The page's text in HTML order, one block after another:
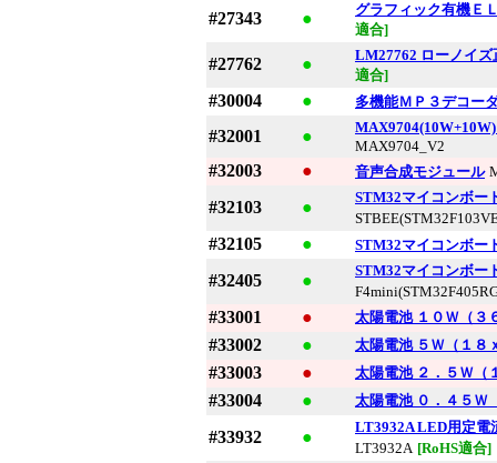
#27343 ●
グラフィック有機Ｅ
適合]
#27762 ●
LM27762 ローノイズ
適合]
#30004 ● 多機能ＭＰ３デコー
#32001 ●
MAX9704_V2
#32003 ● 音声合成モジュール
#32103 ●
STM32マイコンボー
#32105 ● STM32マイコンボー
#32405 ●
STM32マイコンボー
#33001 ● 太陽電池 １０Ｗ（３
#33002 ● 太陽電池 ５Ｗ（１８
#33003 ● 太陽電池 ２．５Ｗ（
#33004 ● 太陽電池 ０．４５Ｗ
#33932 ●
LT3932A LED用定電
LT3932A [RoHS適合]